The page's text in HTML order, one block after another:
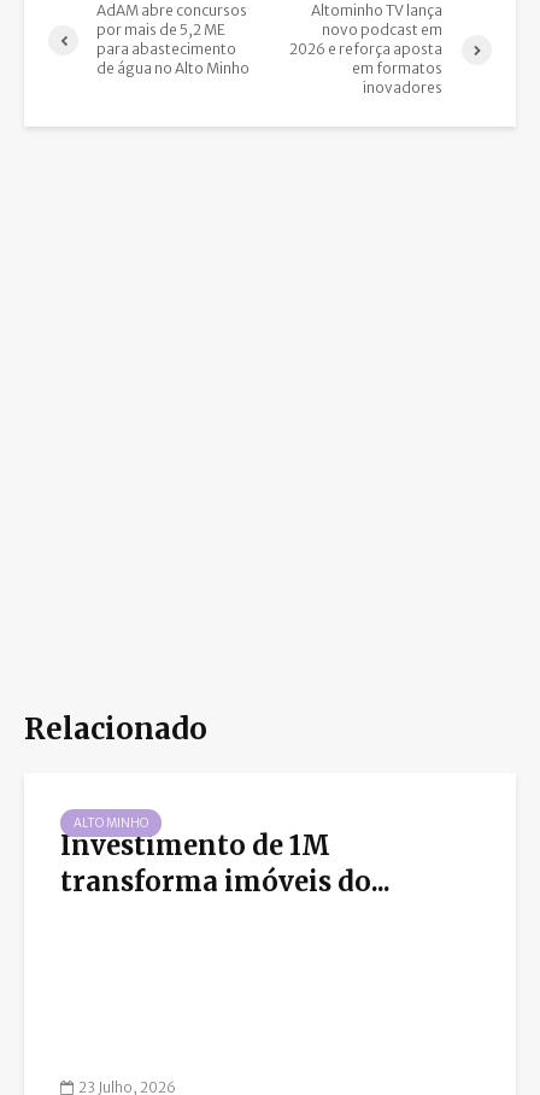
AdAM abre concursos
por mais de 5,2 ME
para abastecimento
de água no Alto Minho
Altominho TV lança
novo podcast em
2026 e reforça aposta
em formatos
inovadores
Relacionado
ALTO MINHO
Investimento de 1M
transforma imóveis do...
23 Julho, 2026